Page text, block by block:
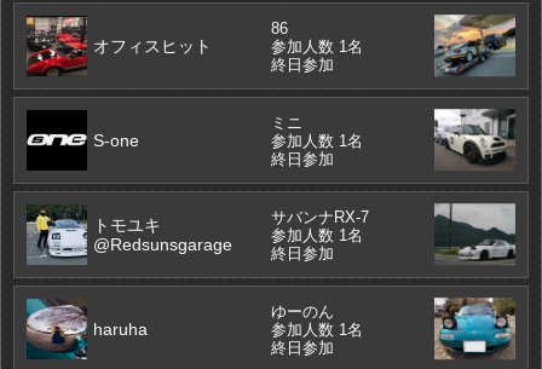
オフィスヒット
86
参加人数 1名
終日参加
S-one
ミニ
参加人数 1名
終日参加
トモユキ
@Redsunsgarage
サバンナRX-7
参加人数 1名
終日参加
haruha
ゆーのん
参加人数 1名
終日参加